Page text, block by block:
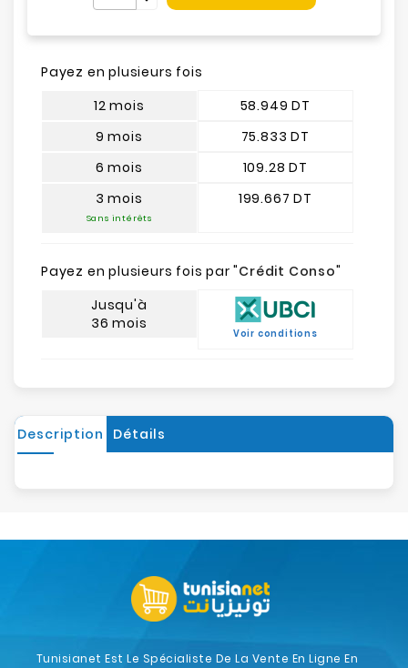
Payez en plusieurs fois
12 mois
9 mois
6 mois
3 mois
Sans intérêts
58.949 DT
75.833 DT
109.28 DT
199.667 DT
Payez en plusieurs fois par "Crédit Conso"
Jusqu'à
36 mois
Voir conditions
Description Détails
Tunisianet Est Le Spécialiste De La Vente En Ligne En